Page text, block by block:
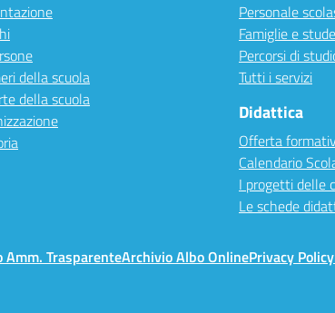
della scuola
della scuola
Personale
Famiglie e
Percorsi di
Tutti i servizi
Didattica
Offerta
Calendario
I progetti delle
Le schede
Amm. TrasparenteArchivio Albo OnlinePrivacy Policy